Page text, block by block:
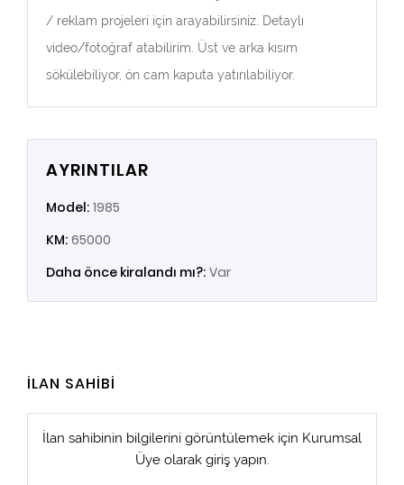
/ reklam projeleri için arayabilirsiniz. Detaylı
video/fotoğraf atabilirim. Üst ve arka kısım
sökülebiliyor, ön cam kaputa yatırılabiliyor.
AYRINTILAR
Model: 1985
KM: 65000
Daha önce kiralandı mı?: Var
İLAN SAHİBİ
İlan sahibinin bilgilerini görüntülemek için Kurumsal
Üyeolarak giriş yapın.